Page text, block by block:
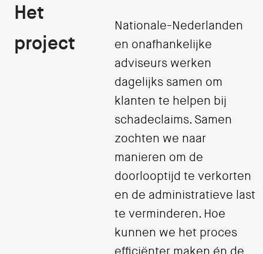
Het
project
Nationale-Nederlanden
en onafhankelijke
adviseurs werken
dagelijks samen om
klanten te helpen bij
schadeclaims. Samen
zochten we naar
manieren om de
doorlooptijd te verkorten
en de administratieve last
te verminderen. Hoe
kunnen we het proces